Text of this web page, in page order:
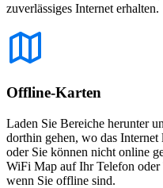
zuverlässiges Internet erhalten.
Offline-Karten
Laden Sie Bereiche herunter
dorthin gehen, wo das
oder Sie können nicht online
WiFi Map auf Ihr Telefon oder
wenn Sie offline sind.